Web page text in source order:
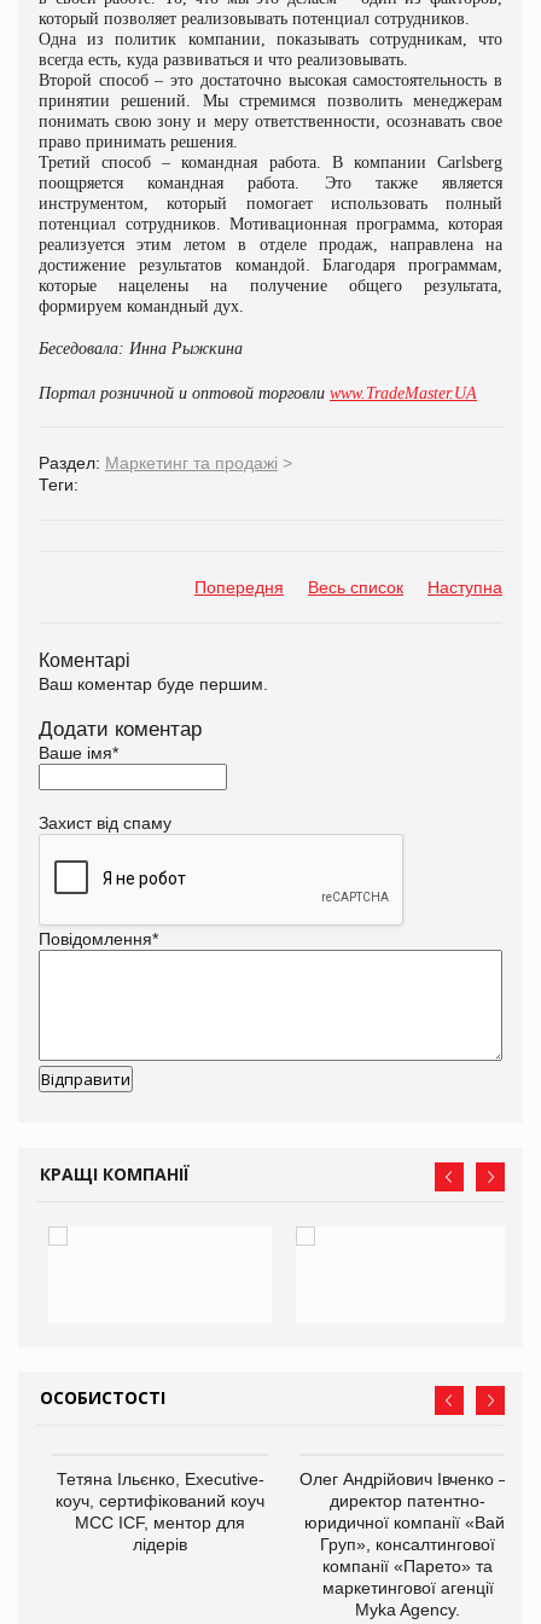
который позволяет реализовывать потенциал сотрудников.
Одна из политик компании, показывать сотрудникам, что
всегда есть, куда развиваться и что реализовывать.
Второй способ – это достаточно высокая самостоятельность в
принятии решений. Мы стремимся позволить менеджерам
понимать свою зону и меру ответственности, осознавать свое
право принимать решения.
Третий способ – командная работа. В компании Carlsberg
поощряется командная работа. Это также является
инструментом, который помогает использовать полный
потенциал сотрудников. Мотивационная программа, которая
реализуется этим летом в отделе продаж, направлена на
достижение результатов командой. Благодаря программам,
которые нацелены на получение общего результата,
формируем командный дух.
Беседовала: Инна Рыжкина
Портал розничной и оптовой торговли www.TradeMaster.UA
Раздел: Маркетинг та продажі >
Теги:
Попередня Весь список Наступна
Коментарі
Ваш коментар буде першим.
Додати коментар
Ваше імя*
Захист від спаму
Повідомлення*
КРАЩІ КОМПАНІЇ
ОСОБИСТОСТІ
Тетяна Ільєнко, Executive-
коуч, сертифікований коуч
МСС ICF, ментор для
лідерів
Олег Андрійович Івченко —
директор патентно-
юридичної компанії «Вайз
Груп», консалтингової
компанії «Парето» та
маркетингової агенції
Myka Agency.